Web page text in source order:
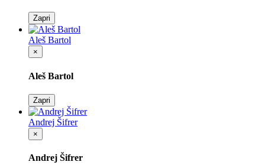
Zapri
Aleš Bartol
×
Aleš Bartol
Zapri
Andrej Šifrer
×
Andrej Šifrer